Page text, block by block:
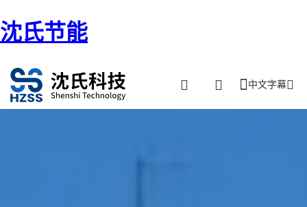
沈氏节能
中文字幕